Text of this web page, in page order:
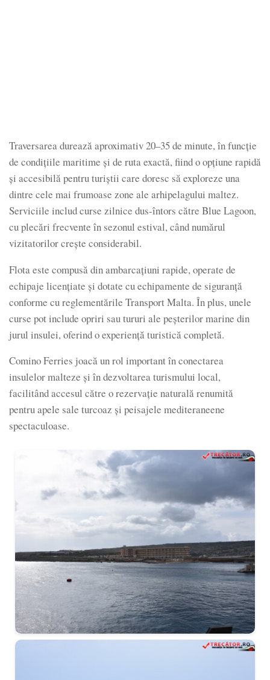
Traversarea durează aproximativ 20–35 de minute, în funcție
de condițiile maritime și de ruta exactă, fiind o opțiune rapidă
și accesibilă pentru turiștii care doresc să exploreze una
dintre cele mai frumoase zone ale arhipelagului maltez.
Serviciile includ curse zilnice dus-întors către Blue Lagoon,
cu plecări frecvente în sezonul estival, când numărul
vizitatorilor crește considerabil.
Flota este compusă din ambarcațiuni rapide, operate de
echipaje licențiate și dotate cu echipamente de siguranță
conforme cu reglementările Transport Malta. În plus, unele
curse pot include opriri sau tururi ale peșterilor marine din
jurul insulei, oferind o experiență turistică completă.
Comino Ferries joacă un rol important în conectarea
insulelor malteze și în dezvoltarea turismului local,
facilitând accesul către o rezervație naturală renumită
pentru apele sale turcoaz și peisajele mediteraneene
spectaculoase.